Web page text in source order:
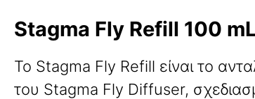
Stagma Fly Refill 100
Το Stagma Fly Refill είναι το
του Stagma Fly Diffuser,